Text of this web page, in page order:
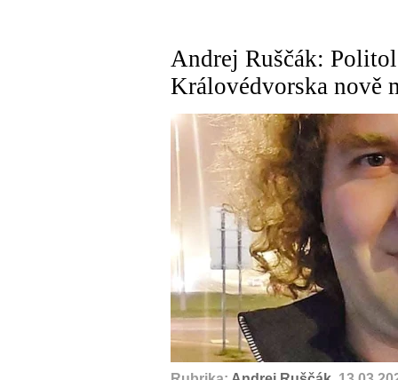
Andrej Ruščák:
Královédvorska nově